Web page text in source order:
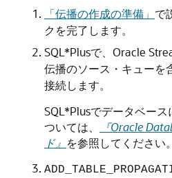
「伝播の作成の準備」 で
クを完了します。
SQL*Plusで、Oracle
伝播のソース・キューを
接続します。
SQL*Plusでデータベー
ついては、
『Oracle
ド』 を参照してください。